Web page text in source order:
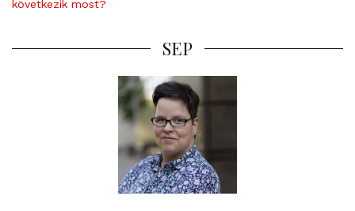
következik most?
SEP